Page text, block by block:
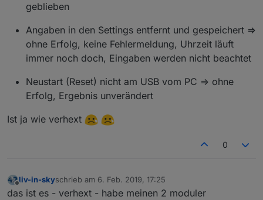
geblieben
Angaben in den Settings entfernt und gespeichert =>
ohne Erfolg, keine Fehlermeldung, Uhrzeit läuft
immer noch doch, Eingaben werden nicht beachtet
Neustart (Reset) nicht am USB vom PC => ohne
Erfolg, Ergebnis unverändert
Ist ja wie verhext
0
Offline
liv-in-skyschrieb am 6. Feb. 2019, 17:25
zuletzt editiert von
das ist es - verhext - habe meinen 2 moduler